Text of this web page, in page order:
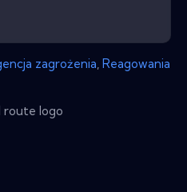
zagrożenia Reagowania